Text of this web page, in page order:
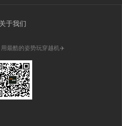
关于我们
用最酷的姿势玩穿越机✈️